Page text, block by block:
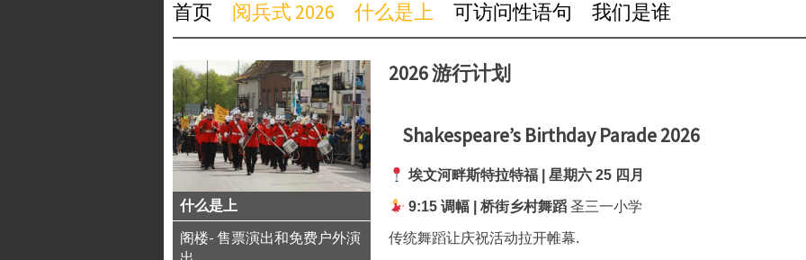
首页 阅兵式 2026 什么是上 可访问性语句 我们是谁
什么是上
阁楼- 售票演出和免费户外演
2026 游行计划
Shakespeare’s Birthday Parade 2026
埃文河畔斯特拉特福 |星期六 25 四月
9:15 调幅 | 桥街乡村舞蹈 圣三一小学
传统舞蹈让庆祝活动拉开帷幕.